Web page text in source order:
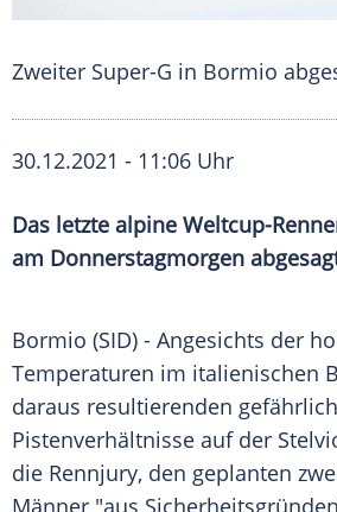
Zweiter Super-G in Bormio
30.12.2021 - 11:06 Uhr
Das letzte alpine Weltcup-
am Donnerstagmorgen
Bormio (SID) - Angesichts der
Temperaturen im italienischen
daraus resultierenden
Pistenverhältnisse auf der
die Rennjury, den geplanten